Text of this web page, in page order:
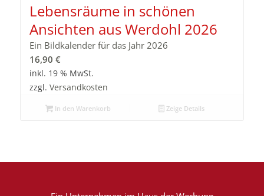
Lebensräume in schönen
Ansichten aus Werdohl 2026
Ein Bildkalender für das Jahr 2026
16,90 €
inkl. 19 % MwSt.
zzgl. Versandkosten
In den Warenkorb Zeige Details